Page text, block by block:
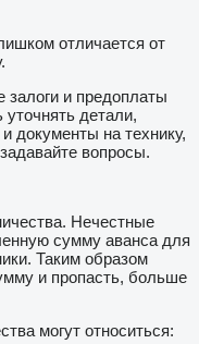
отличается от
залоги и предоплаты
детали,
документы на технику,
вопросы.
Нечестные
сумму аванса для
Таким образом
и пропасть, больше
могут относиться: